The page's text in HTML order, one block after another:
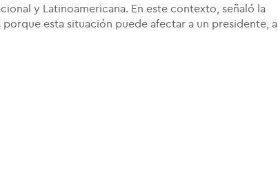
y Latinoamericana. En este contexto, señaló la
esta situación puede afectar a un presidente, a